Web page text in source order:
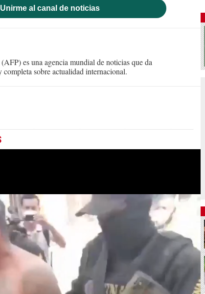
Unirme al canal de noticias
es una agencia mundial de noticias que da
sobre actualidad internacional.